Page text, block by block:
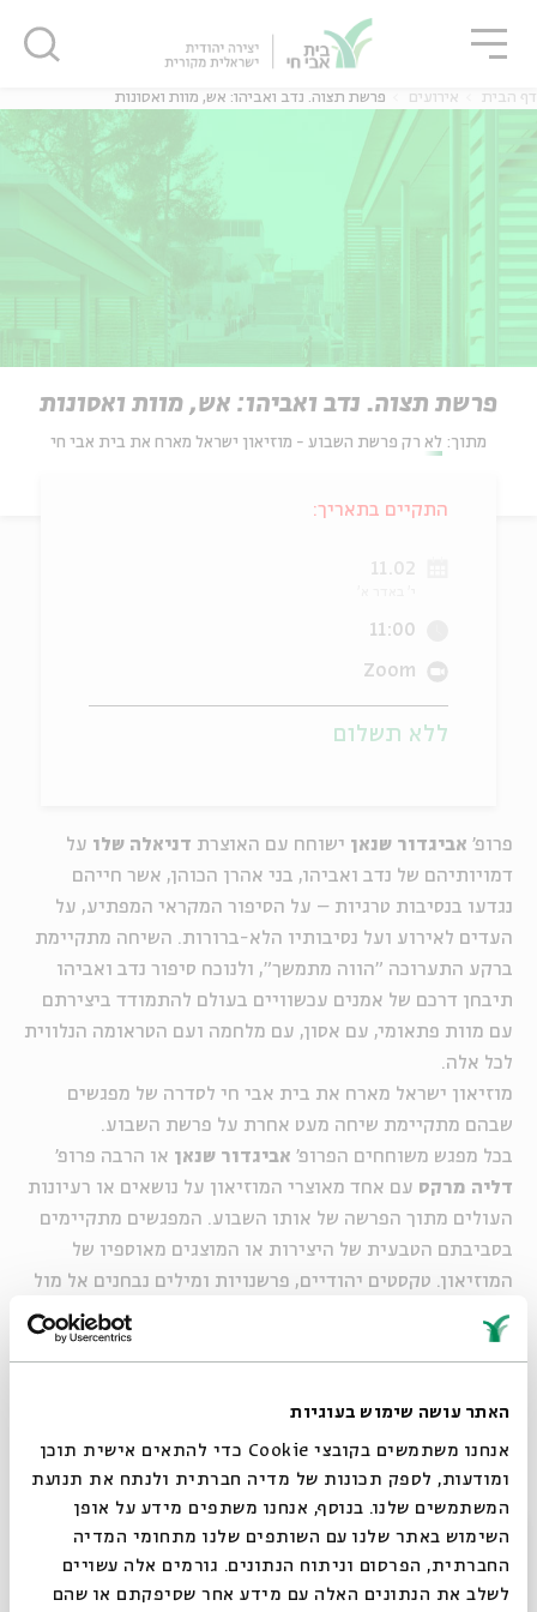
האתר עושה שימוש בעוגיות
אנחנו משתמשים בקובצי Cookie כדי להתאים אישית תוכן
ומודעות, לספק תכונות של מדיה חברתית ולנתח את תנועת
המשתמשים שלנו. בנוסף, אנחנו משתפים מידע על אופן
השימוש באתר שלנו עם השותפים שלנו מתחומי המדיה
החברתית, הפרסום וניתוח הנתונים. גורמים אלה עשויים
לשלב את הנתונים האלה עם מידע אחר שסיפקתם או שהם
דף הבית אירועים פרשת תצוה. נדב ואביהו: אש, מוות ואסונות
פרשת תצוה. נדב ואביהו: אש, מוות ואסונות
מתוך: לא רק פרשת השבוע - מוזיאון ישראל מארח את בית אבי חי
פרופ' אביגדור שנאן ישוחח עם האוצרת דניאלה שלו על
דמויותיהם של נדב ואביהו, בני אהרן הכוהן, אשר חייהם
נגדעו בנסיבות טרגיות – על הסיפור המקראי המפתיע, על
העדים לאירוע ועל נסיבותיו הלא-ברורות. השיחה מתקיימת
ברקע התערוכה "הווה מתמשך", ולנוכח סיפור נדב ואביהו
תיבחן דרכם של אמנים עכשוויים בעולם להתמודד ביצירתם
עם מוות פתאומי, עם אסון, עם מלחמה ועם הטראומה הנלווית
לכל אלה.
מוזיאון ישראל מארח את בית אבי חי לסדרה של מפגשים
שבהם מתקיימת שיחה מעט אחרת על פרשת השבוע.
בכל מפגש משוחחים הפרופ' אביגדור שנאן או הרבה פרופ'
דליה מרקס עם אחד מאוצרי המוזיאון על נושאים או רעיונות
העולים מתוך הפרשה של אותו השבוע. המפגשים מתקיימים
בסביבתם הטבעית של היצירות או המוצגים מאוספיו של
המוזיאון. טקסטים יהודיים, פרשנויות ומילים נבחנים אל מול
מוצגים מוזיאליים ועולם של דימויים. השילובים המפתיעים
יוצרים נקודת מבט חדשה ולגמרי לא שגרתית.
צפייה במפגשים שהתקיימו במסגרת הסדרה >>
הוספה ליומן
מתוך עמוד הוידאו >>
התקיים בתאריך:
11.02
11:00
Zoom
ללא תשלום
סגור
סגור